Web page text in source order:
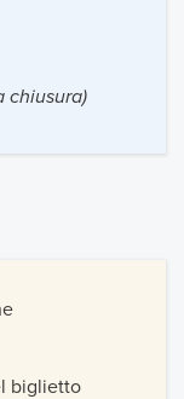
chiusura)
biglietto